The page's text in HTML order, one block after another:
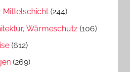
Mittelschicht (244)
Wärmeschutz (106)
(612)
(269)